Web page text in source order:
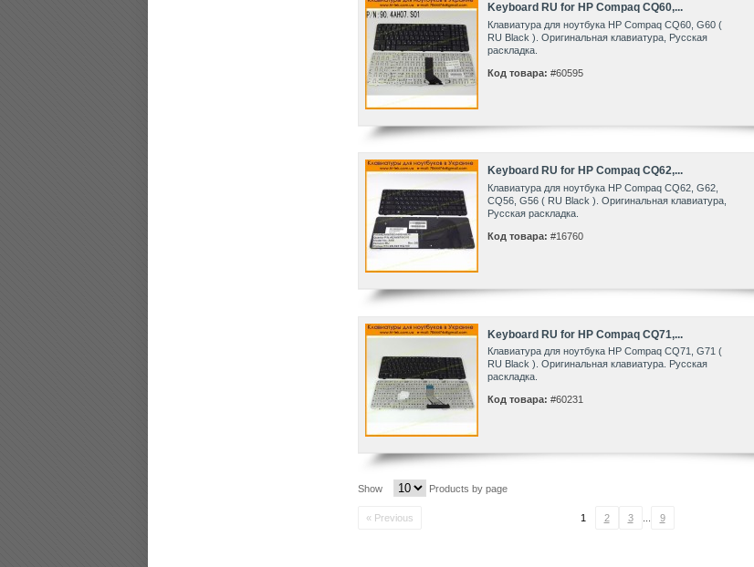
Keyboard RU for HP Compaq CQ60,...
Клавиатура для ноутбука HP Compaq CQ60, G60 (
RU Black ). Оригинальная клавиатура, Русская
раскладка.
Код товара: #60595
Keyboard RU for HP Compaq CQ62,...
Клавиатура для ноутбука HP Compaq CQ62, G62,
CQ56, G56 ( RU Black ). Оригинальная клавиатура,
Русская раскладка.
Код товара: #16760
Keyboard RU for HP Compaq CQ71,...
Клавиатура для ноутбука HP Compaq CQ71, G71 (
RU Black ). Оригинальная клавиатура. Русская
раскладка.
Код товара: #60231
Show Products by page
« Previous 1 2 3 9